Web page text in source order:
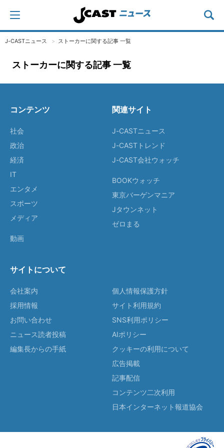
J-CASTニュース ストーカーに関する記事 一覧
ストーカーに関する記事 一覧
コンテンツ
社会
政治
経済
IT
エンタメ
スポーツ
メディア
動画
関連サイト
J-CASTニュース
J-CASTトレンド
J-CAST会社ウォッチ
BOOKウォッチ
東京バーゲンマニア
Jタウンネット
ゼロまる
サイトについて
会社案内
採用情報
お問い合わせ
ニュース読者投稿
編集長からの手紙
個人情報保護方針
サイト利用規約
SNS利用ポリシー
AIポリシー
クッキーの利用について
広告掲載
記事配信
コンテンツ二次利用
日本インターネット報道協会